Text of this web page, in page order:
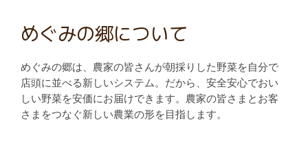
めぐみの郷について
めぐみの郷は、農家の皆さんが朝採りした野菜を自分で
店頭に並べる新しいシステム。だから、安全安心でおい
しい野菜を安価にお届けできます。農家の皆さまとお客
さまをつなぐ新しい農業の形を目指します。